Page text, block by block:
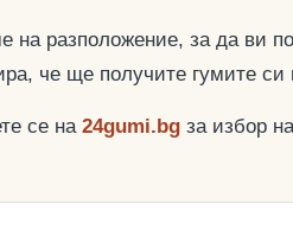
на разположение, за да ви
че ще получите гумите
се на 24gumi.bg за избор